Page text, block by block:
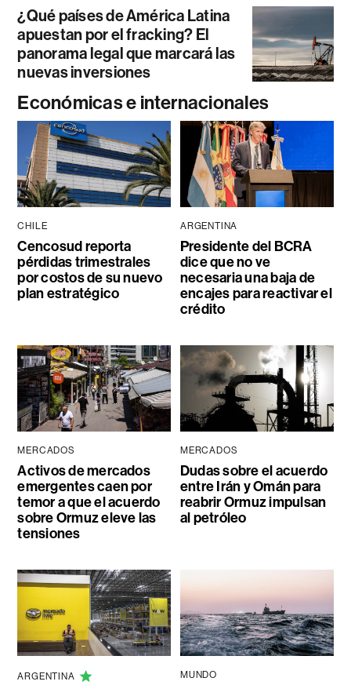
¿Qué países de América Latina
apuestan por el fracking? El
panorama legal que marcará las
nuevas inversiones
Económicas e internacionales
CHILE
Cencosud reporta
pérdidas trimestrales
por costos de su nuevo
plan estratégico
ARGENTINA
Presidente del BCRA
dice que no ve
necesaria una baja de
encajes para reactivar el
crédito
MERCADOS
Activos de mercados
emergentes caen por
temor a que el acuerdo
sobre Ormuz eleve las
tensiones
MERCADOS
Dudas sobre el acuerdo
entre Irán y Omán para
reabrir Ormuz impulsan
al petróleo
ARGENTINA MUNDO